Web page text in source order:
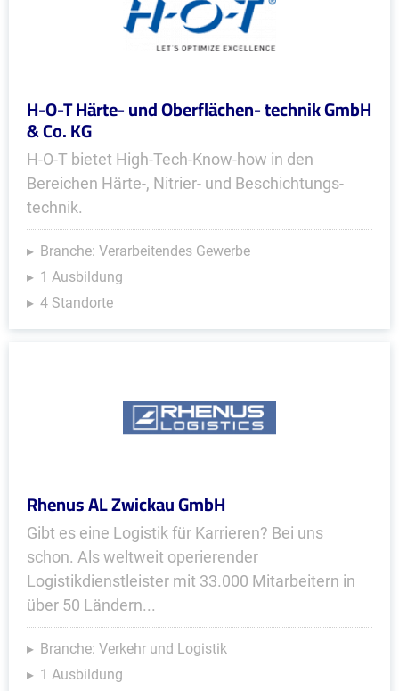
H-O-T Härte- und Oberflächen- technik GmbH
& Co. KG
H-O-T bietet High-Tech-Know-how in den
Bereichen Härte-, Nitrier- und Beschich­tungs­
technik.
Branche: Verarbeitendes Gewerbe
1 Ausbildung
4 Standorte
Rhenus AL Zwickau GmbH
Gibt es eine Logistik für Karrieren? Bei uns
schon. Als weltweit operierender
Logistikdienstleister mit 33.000 Mitarbeitern in
über 50 Ländern...
Branche: Verkehr und Logistik
1 Ausbildung